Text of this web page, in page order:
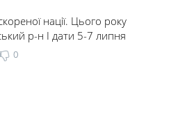
нації. Цього року
р-н І дати 5-7 липня
0